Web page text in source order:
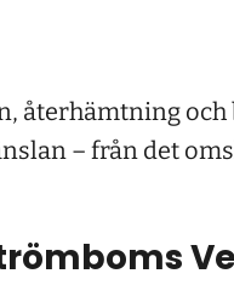
återhämtning och
– från det